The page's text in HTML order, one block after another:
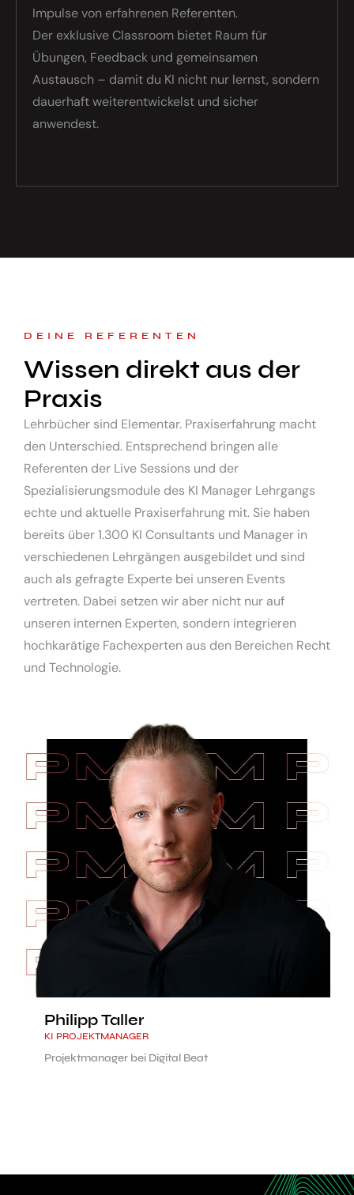
Impulse von erfahrenen Referenten.
Der exklusive Classroom bietet Raum für
Übungen, Feedback und gemeinsamen
Austausch – damit du KI nicht nur lernst, sondern
dauerhaft weiterentwickelst und sicher
anwendest.
DEINE REFERENTEN
Wissen direkt aus der
Praxis
Lehrbücher sind Elementar. Praxiserfahrung macht
den Unterschied. Entsprechend bringen alle
Referenten der Live Sessions und der
Spezialisierungsmodule des KI Manager Lehrgangs
echte und aktuelle Praxiserfahrung mit. Sie haben
bereits über 1.300 KI Consultants und Manager in
verschiedenen Lehrgängen ausgebildet und sind
auch als gefragte Experte bei unseren Events
vertreten. Dabei setzen wir aber nicht nur auf
unseren internen Experten, sondern integrieren
hochkarätige Fachexperten aus den Bereichen Recht
und Technologie.
Philipp Taller
KI PROJEKTMANAGER
Projektmanager bei Digital Beat